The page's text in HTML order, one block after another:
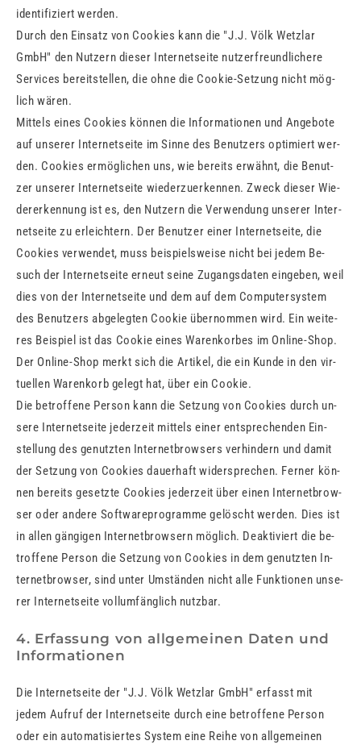
iden­ti­fi­ziert wer­den.
Durch den Ein­satz von Coo­kies kann die "J.J. Völk Wetzlar
GmbH" den Nut­zern die­ser In­ter­net­sei­te nut­zer­freund­li­che­re
Ser­vices be­reit­stel­len, die ohne die Coo­kie-Set­zung nicht mög­
lich wären.
Mit­tels eines Coo­kies kön­nen die In­for­ma­tio­nen und An­ge­bo­te
auf un­se­rer In­ter­net­sei­te im Sinne des Be­nut­zers op­ti­miert wer­
den. Coo­kies er­mög­li­chen uns, wie be­reits er­wähnt, die Be­nut­
zer un­se­rer In­ter­net­sei­te wie­der­zu­er­ken­nen. Zweck die­ser Wie­
der­er­ken­nung ist es, den Nut­zern die Ver­wen­dung un­se­rer In­ter­
net­sei­te zu er­leich­tern. Der Be­nut­zer einer In­ter­net­sei­te, die
Coo­kies ver­wen­det, muss bei­spiels­wei­se nicht bei jedem Be­
such der In­ter­net­sei­te er­neut seine Zu­gangs­da­ten ein­ge­ben, weil
dies von der In­ter­net­sei­te und dem auf dem Com­pu­ter­sys­tem
des Be­nut­zers ab­ge­leg­ten Coo­kie über­nom­men wird. Ein wei­te­
res Bei­spiel ist das Coo­kie eines Wa­ren­kor­bes im On­line-Shop.
Der On­line-Shop merkt sich die Ar­ti­kel, die ein Kunde in den vir­
tu­el­len Wa­ren­korb ge­legt hat, über ein Coo­kie.
Die be­trof­fe­ne Per­son kann die Set­zung von Coo­kies durch un­
se­re In­ter­net­sei­te je­der­zeit mit­tels einer ent­spre­chen­den Ein­
stel­lung des ge­nutz­ten In­ter­net­brow­sers ver­hin­dern und damit
der Set­zung von Coo­kies dau­er­haft wi­der­spre­chen. Fer­ner kön­
nen be­reits ge­setz­te Coo­kies je­der­zeit über einen In­ter­net­brow­
ser oder an­de­re Soft­ware­pro­gram­me ge­löscht wer­den. Dies ist
in allen gän­gi­gen In­ter­net­brow­sern mög­lich. De­ak­ti­viert die be­
trof­fe­ne Per­son die Set­zung von Coo­kies in dem ge­nutz­ten In­
ter­net­brow­ser, sind unter Um­stän­den nicht alle Funk­tio­nen un­se­
rer In­ter­net­sei­te voll­um­fäng­lich nutz­bar.
4. Erfassung von allgemeinen Daten und
Informationen
Die In­ter­net­sei­te der "J.J. Völk Wetzlar GmbH" er­fasst mit
jedem Auf­ruf der In­ter­net­sei­te durch eine be­trof­fe­ne Per­son
oder ein au­to­ma­ti­sier­tes Sys­tem eine Reihe von all­ge­mei­nen